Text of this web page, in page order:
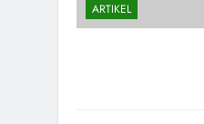
ARTIKEL